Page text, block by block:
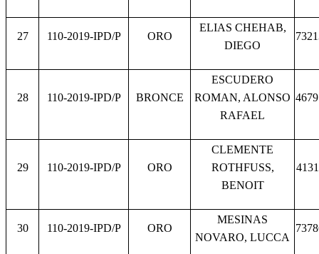
27 110-2019-IPD/P ORO
ELIAS CHEHAB,
DIEGO
28 110-2019-IPD/P BRONCE
ESCUDERO
ROMAN, ALONSO
RAFAEL
29 110-2019-IPD/P ORO
CLEMENTE
ROTHFUSS,
BENOIT
30 110-2019-IPD/P ORO
MESINAS
NOVARO, LUCCA